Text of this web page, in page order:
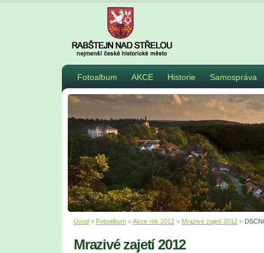
Fotoalbum AKCE Historie Samospráva
Úvod » Fotoalbum »Akce rok 2012 » Mrazivé zajetí 2012 »
Mrazivé zajetí 2012